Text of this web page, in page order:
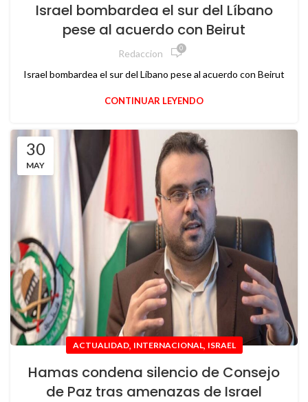
Israel bombardea el sur del Líbano
pese al acuerdo con Beirut
Redaccion 0
Israel bombardea el sur del Líbano pese al acuerdo con Beirut
CONTINUAR LEYENDO
30
MAY
ACTUALIDAD, INTERNACIONAL, ISRAEL
Hamas condena silencio de Consejo
de Paz tras amenazas de Israel